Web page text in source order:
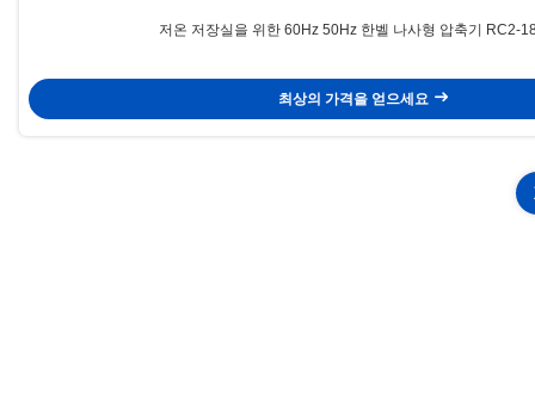
저온 저장실을 위한 60Hz 50Hz 한벨 나사형 압축기 RC2-
최상의 가격을 얻으세요